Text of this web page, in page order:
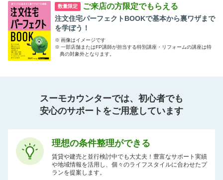
数量限定 ご来店の方限定でもらえる
注文住宅パーフェクトBOOKで基本から裏ワザまで
を学ぼう！
※ 画像はイメージです
※ 一部店舗またはFP講師が担当する特別講座・リフォームの講座は特
典の対象外となります。
スーモカウンターでは、初心者でも
安心のサポートをご用意しています
理想の条件整理ができる
賃貸や建売と並行検討中でも大丈夫！豊富なサポート実績
や地域情報を活用し、個々のライフスタイルに合わせたプ
ランを提案します。